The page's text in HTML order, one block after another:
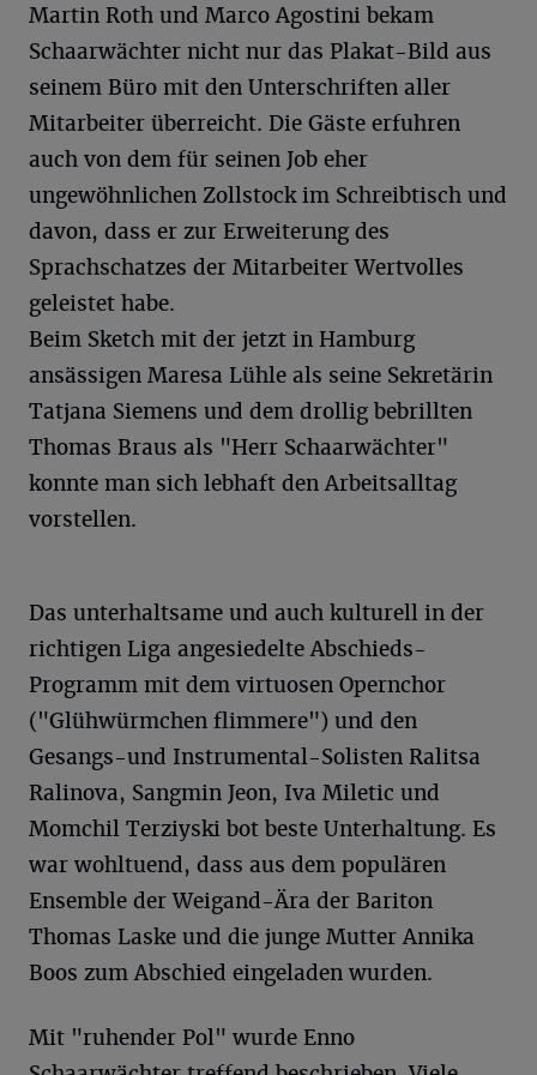
Martin Roth und Marco Agostini bekam
Schaarwächter nicht nur das Plakat-Bild aus
seinem Büro mit den Unterschriften aller
Mitarbeiter überreicht. Die Gäste erfuhren
auch von dem für seinen Job eher
ungewöhnlichen Zollstock im Schreibtisch und
davon, dass er zur Erweiterung des
Sprachschatzes der Mitarbeiter Wertvolles
geleistet habe.
Beim Sketch mit der jetzt in Hamburg
ansässigen Maresa Lühle als seine Sekretärin
Tatjana Siemens und dem drollig bebrillten
Thomas Braus als "Herr Schaarwächter"
konnte man sich lebhaft den Arbeitsalltag
vorstellen.
Das unterhaltsame und auch kulturell in der
richtigen Liga angesiedelte Abschieds-
Programm mit dem virtuosen Opernchor
("Glühwürmchen flimmere") und den
Gesangs-und Instrumental-Solisten Ralitsa
Ralinova, Sangmin Jeon, Iva Miletic und
Momchil Terziyski bot beste Unterhaltung. Es
war wohltuend, dass aus dem populären
Ensemble der Weigand-Ära der Bariton
Thomas Laske und die junge Mutter Annika
Boos zum Abschied eingeladen wurden.
Mit "ruhender Pol" wurde Enno